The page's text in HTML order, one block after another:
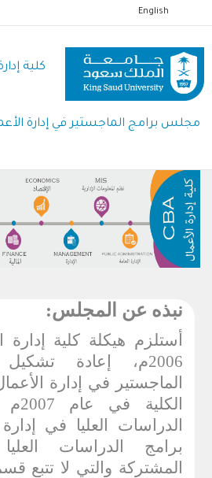
إلى
المحتوى
الرئيسي
English
كلية
مجلس برامج الماجستير في إدارة
نبذه عن المجلس:
أستلزم هيكلة كلية
2006م، إعادة
الماجستير في إدارة
الدراسات العليا في
برامج الدراسات
المشتركة والتي لا تتبع